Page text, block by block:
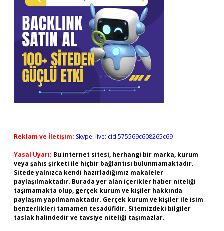
Reklam ve İletişim: Skype: live:.cid.575569c608265c69
Yasal Uyarı: Bu internet sitesi, herhangi bir marka, kurum
veya şahıs şirketi ile hiçbir bağlantısı bulunmamaktadır.
Sitede yalnızca kendi hazırladığımız makaleler
paylaşılmaktadır. Burada yer alan içerikler haber niteliği
taşımamakta olup, gerçek kurum ve kişiler hakkında
paylaşım yapılmamaktadır. Gerçek kurum ve kişiler ile isim
benzerlikleri tamamen tesadüfidir. Sitemizdeki bilgiler
taslak halindedir ve tavsiye niteliği taşımazlar.